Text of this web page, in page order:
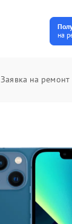
на
Заявка на ремонт